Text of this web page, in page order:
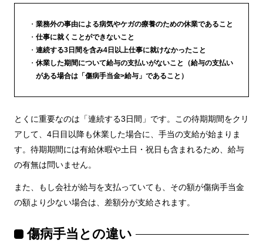
業務外の事由による病気やケガの療養のための休業であること
仕事に就くことができないこと
連続する3日間を含み4日以上仕事に就けなかったこと
休業した期間について給与の支払いがないこと
（給与の支払い
がある場合は「傷病手当金>給与」であること）
とくに重要なのは「連続する3日間」です。この待期期間をクリ
アして、4日目以降も休業した場合に、手当の支給が始まりま
す。待期期間には有給休暇や土日・祝日も含まれるため、給与
の有無は問いません。
また、もし会社が給与を支払っていても、その額が傷病手当金
の額より少ない場合は、差額分が支給されます。
傷病手当との違い